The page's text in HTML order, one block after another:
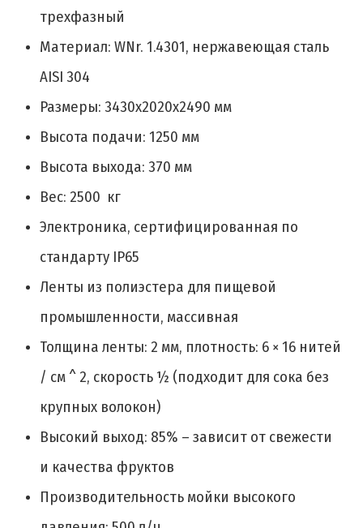
трехфазный
Материал: WNr. 1.4301, нержавеющая сталь
AISI 304
Размеры: 3430x2020x2490 мм
Высота подачи: 1250 мм
Высота выхода: 370 мм
Вес: 2500 кг
Электроника, сертифицированная по
стандарту IP65
Ленты из полиэстера для пищевой
промышленности, массивная
Толщина ленты: 2 мм, плотность: 6 × 16 нитей
/ см ^ 2, скорость ½ (подходит для сока без
крупных волокон)
Высокий выход: 85% – зависит от свежести
и качества фруктов
Производительность мойки высокого